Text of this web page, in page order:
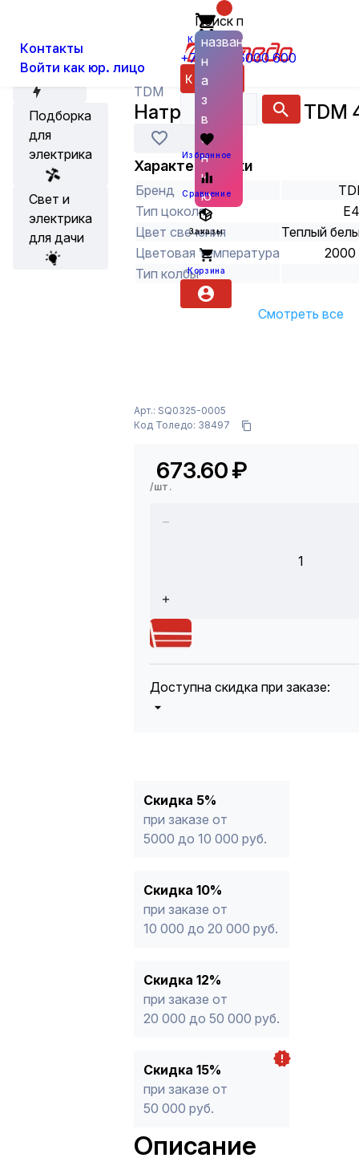
Контакты
Войти как юр. лицо
Корзина
+7 (800) 6000 600
Каталог
Поиск по
названию
н
а
з
в
а
н
и
ю
Избранное
Сравнение
Заказы
Корзина
Акции
Подборка
для
электрика
Свет и
электрика
для дачи
Лампы Газоразрядные лампы
TDM
Натриевая лампа TDM
Характеристики
Бренд
Тип цоколя
Цвет свечения
Теплый
Цветовая температура
2000
Тип колбы
Смотреть все
Арт.: SQ0325-0005
Код Толедо: 38497
673.60₽
/шт.
1
Доступна скидка при заказе:
* -Для заказов, состоящих
продукции, максимальная скидка
Скидка 5%
при заказе от
5000 до 10 000 руб.
Скидка 10%
при заказе от
10 000 до 20 000 руб.
Скидка 12%
при заказе от
20 000 до 50 000 руб.
Скидка 15%
при заказе от
50 000 руб.
Описание